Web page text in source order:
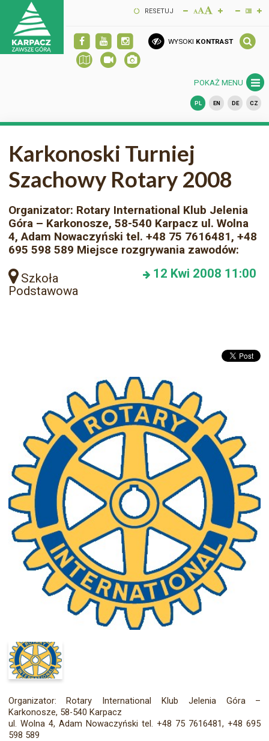
RESETUJ
WYSOKI KONTRAST
POKAŻ MENU
PL EN DE CZ
Karkonoski Turniej
Szachowy Rotary 2008
Organizator: Rotary International Klub Jelenia
Góra – Karkonosze, 58-540 Karpacz ul. Wolna
4, Adam Nowaczyński tel. +48 75 7616481, +48
695 598 589 Miejsce rozgrywania zawodów:
Szkoła
Podstawowa
12 Kwi 2008 11:00
Organizator: Rotary International Klub Jelenia Góra –
Karkonosze, 58-540 Karpacz
ul. Wolna 4, Adam Nowaczyński tel. +48 75 7616481, +48 695
598 589